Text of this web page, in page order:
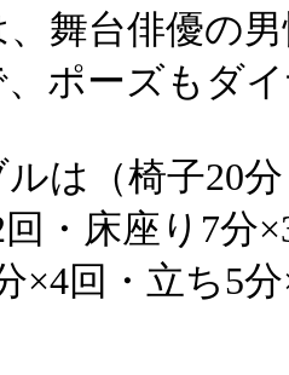
舞台俳優の
ポーズもダ
は（椅子20
回・床座り7分
×4回・立ち5